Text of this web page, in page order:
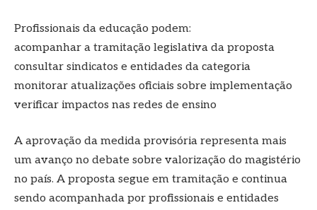
Profissionais da educação podem:
acompanhar a tramitação legislativa da proposta
consultar sindicatos e entidades da categoria
monitorar atualizações oficiais sobre implementação
verificar impactos nas redes de ensino
A aprovação da medida provisória representa mais
um avanço no debate sobre valorização do magistério
no país. A proposta segue em tramitação e continua
sendo acompanhada por profissionais e entidades